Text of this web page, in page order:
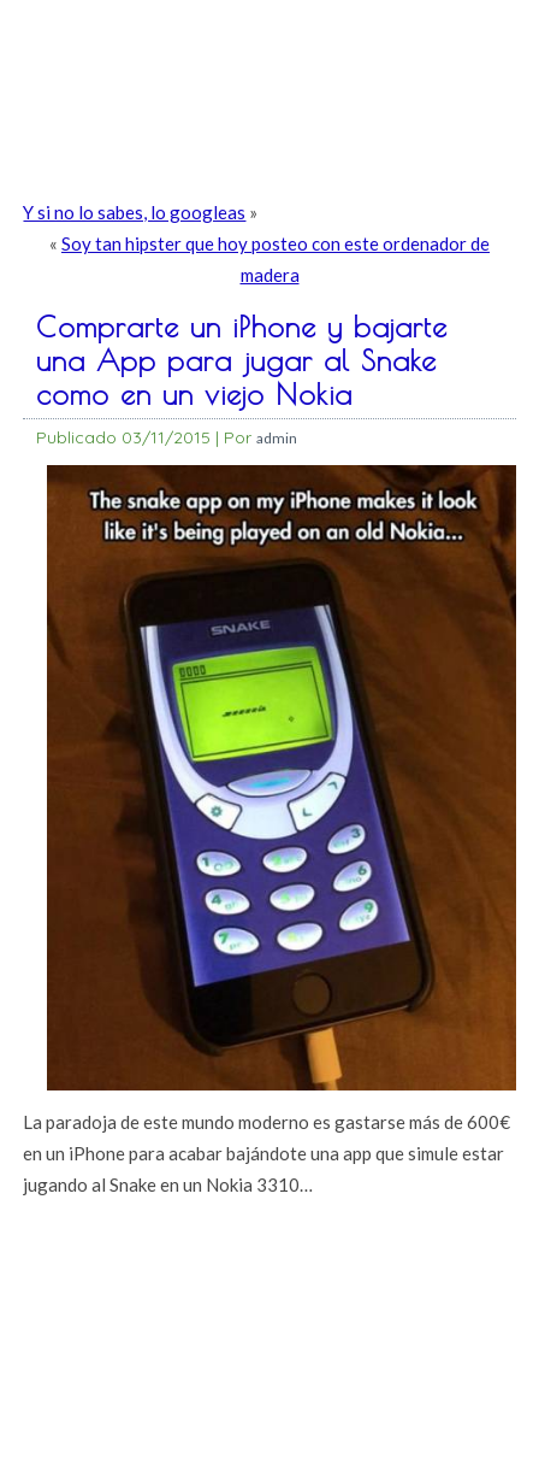
Y si no lo sabes, lo googleas »
« Soy tan hipster que hoy posteo con este ordenador de
madera
Comprarte un iPhone y bajarte
una App para jugar al Snake
como en un viejo Nokia
Publicado 03/11/2015 | Por admin
La paradoja de este mundo moderno es gastarse más de 600€
en un iPhone para acabar bajándote una app que simule estar
jugando al Snake en un Nokia 3310…